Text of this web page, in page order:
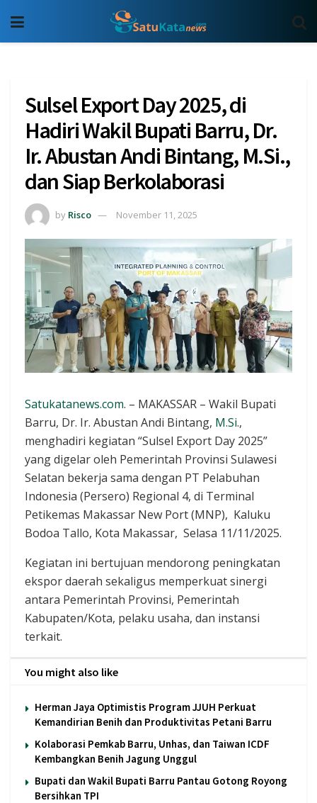
Sulsel Export Day 2025, di
Hadiri Wakil Bupati Barru, Dr.
Ir. Abustan Andi Bintang, M.Si.,
dan Siap Berkolaborasi
by Risco November 11, 2025
Satukatanews.com. – MAKASSAR – Wakil Bupati
Barru, Dr. Ir. Abustan Andi Bintang, M.Si.,
menghadiri kegiatan “Sulsel Export Day 2025”
yang digelar oleh Pemerintah Provinsi Sulawesi
Selatan bekerja sama dengan PT Pelabuhan
Indonesia (Persero) Regional 4, di Terminal
Petikemas Makassar New Port (MNP), Kaluku
Bodoa Tallo, Kota Makassar, Selasa 11/11/2025.
Kegiatan ini bertujuan mendorong peningkatan
ekspor daerah sekaligus memperkuat sinergi
antara Pemerintah Provinsi, Pemerintah
Kabupaten/Kota, pelaku usaha, dan instansi
terkait.
You might also like
Herman Jaya Optimistis Program JJUH Perkuat
Kemandirian Benih dan Produktivitas Petani Barru
Kolaborasi Pemkab Barru, Unhas, dan Taiwan ICDF
Kembangkan Benih Jagung Unggul
Bupati dan Wakil Bupati Barru Pantau Gotong Royong
Bersihkan TPI